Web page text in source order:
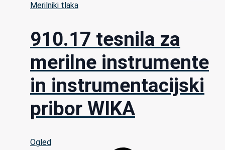
Merilniki tlaka
910.17 tesnila za
merilne instrumente
in instrumentacijski
pribor WIKA
Ogled